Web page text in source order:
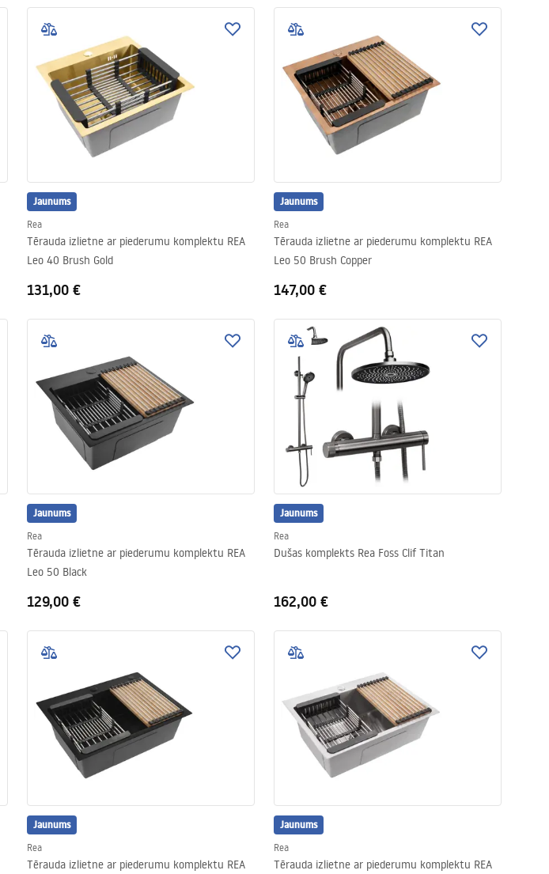
Jaunums
Rea
Tērauda izlietne ar piederumu komplektu REA
Leo 40 Brush Gold
131,00 €
Jaunums
Rea
Tērauda izlietne ar piederumu komplektu REA
Leo 50 Brush Copper
147,00 €
Jaunums
Rea
Tērauda izlietne ar piederumu komplektu REA
Leo 50 Black
129,00 €
Jaunums
Rea
Dušas komplekts Rea Foss Clif Titan
162,00 €
Jaunums
Rea
Tērauda izlietne ar piederumu komplektu REA
Jaunums
Rea
Tērauda izlietne ar piederumu komplektu REA